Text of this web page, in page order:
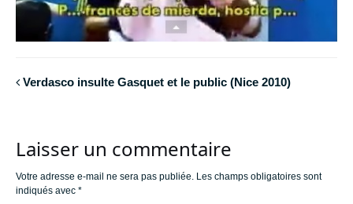
Verdasco insulte Gasquet et le public (Nice 2010)
Laisser un commentaire
Votre adresse e-mail ne sera pas publiée. Les champs obligatoires sont
indiqués avec *